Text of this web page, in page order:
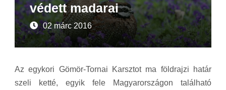
védett madarai
02 márc 2016
Az egykori Gömör-Tornai Karsztot ma földrajzi határ
szeli ketté, egyik fele Magyarországon található